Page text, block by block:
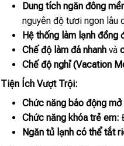
Dung tích ngăn đông
nguyên độ tươi ngon lâu
Hệ thống làm lạnh đồng
Chế độ làm đá nhanhvà
Chế độ nghỉ (Vacation
Tiện Ích Vượt Trội:
Chức năng báo động mở
Chức năng khóa trẻ em:
Ngăn tủ lạnh có thể tắt